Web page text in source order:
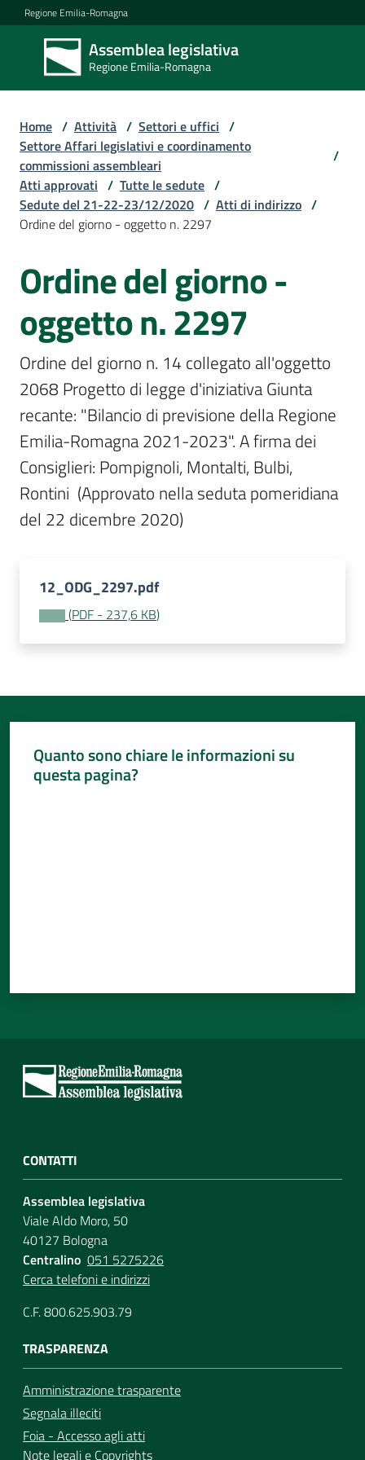
Vai al contenuto
Vai alla navigazione
Vai al footer
Regione Emilia-Romagna
Assemblea legislativa
Regione Emilia-Romagna
Assemblea
legislativa
Regione Emilia-
Assemblea
Per
i
media
Per
i
cittadini
Home / Attività / Settori e uffici /
Settore Affari legislativi e coordinamento
commissioni assembleari
/
Atti approvati / Tutte le sedute /
Sedute del 21-22-23/12/2020 / Atti di indirizzo /
Ordine del giorno - oggetto n. 2297
Ordine del giorno -
oggetto n. 2297
Ordine del giorno n. 14 collegato all'oggetto
2068 Progetto di legge d'iniziativa Giunta
recante: "Bilancio di previsione della Regione
Emilia-Romagna 2021-2023". A firma dei
Consiglieri: Pompignoli, Montalti, Bulbi,
Rontini  (Approvato nella seduta pomeridiana
del 22 dicembre 2020)
12_ODG_2297.pdf
(PDF - 237,6 KB)
Quanto sono chiare le informazioni su
questa pagina?
CONTATTI
Assemblea legislativa
Viale Aldo Moro, 50
40127 Bologna
Centralino 051 5275226
Cerca telefoni e indirizzi
C.F. 800.625.903.79
TRASPARENZA
Amministrazione trasparente
Segnala illeciti
Foia - Accesso agli atti
Note legalie Copyrights